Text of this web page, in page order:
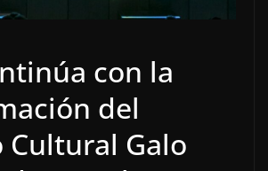
con la
del
Cultural Galo